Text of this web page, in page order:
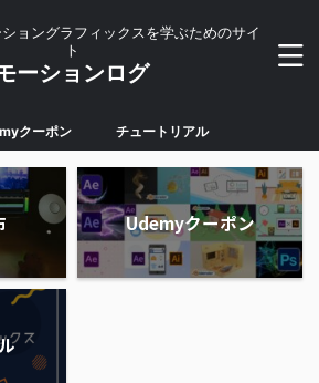
ョングラフィックスを学ぶためのサイ
ト
ーションログ
クーポン チュートリアル
Udemyクーポン